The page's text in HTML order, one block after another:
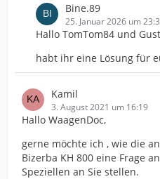
Bine.89
25. Januar 2026 um
Hallo TomTom84 und
habt ihr eine Lösung für
Kamil
3. August 2021 um 16:19
Hallo WaagenDoc,
gerne möchte ich , wie die
Bizerba KH 800 eine Frage
Speziellen an Sie stellen.